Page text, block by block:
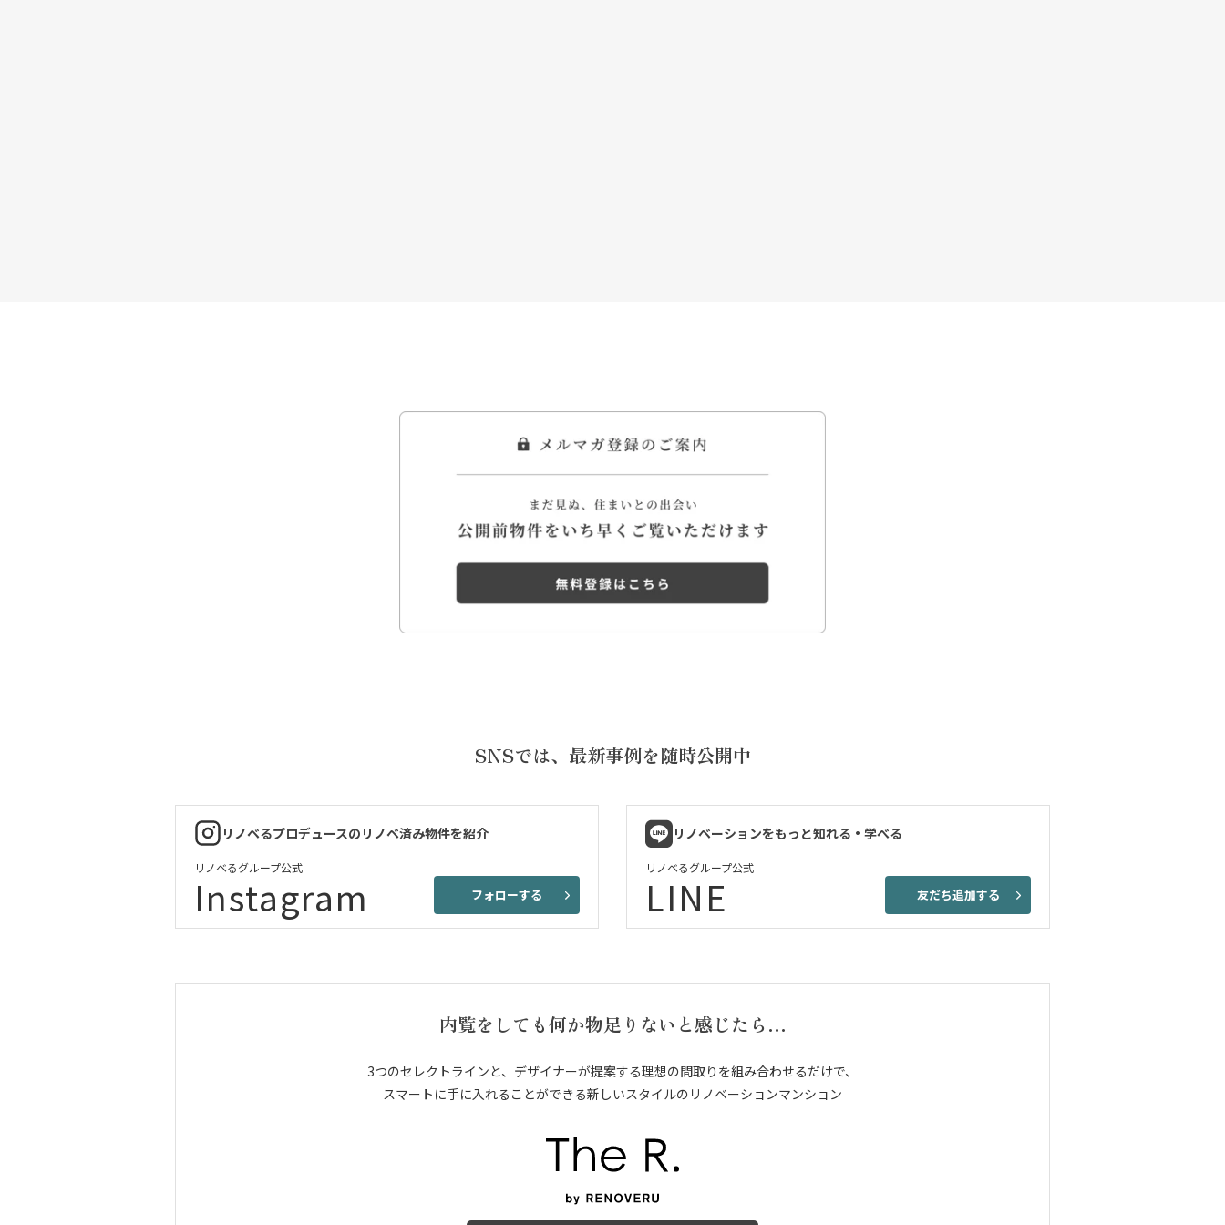
SNSでは、 最新事例を随時公開中
リノベるプロデュースのリノベ済み物件を紹介
リノベるグループ公式
Instagram フォローする
リノベーションをもっと知れる・学べる
リノベるグループ公式
LINE 友だち追加する
内覧をしても何か物足りないと感じたら…
3つのセレクトラインと、デザイナーが提案する理想の間取りを組み合わせるだけで、
スマートに手に入れることができる新しいスタイルのリノベーションマンション